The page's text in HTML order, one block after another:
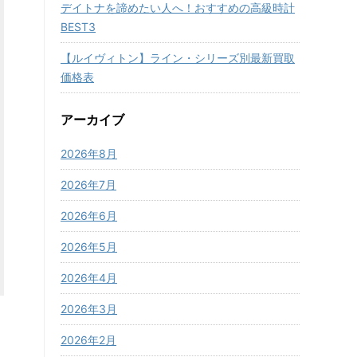
デイトナを諦めたい人へ！おすすめの高級時計
BEST3
【ルイヴィトン】ライン・シリーズ別最新買取
価格表
アーカイブ
2026年8月
2026年7月
2026年6月
2026年5月
2026年4月
2026年3月
2026年2月